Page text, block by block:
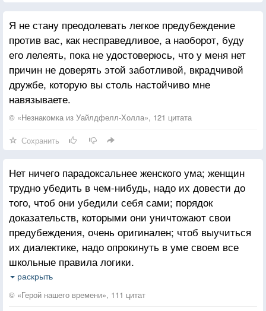
Я не стану преодолевать легкое предубеждение
против вас, как несправедливое, а наоборот, буду
его лелеять, пока не удостоверюсь, что у меня нет
причин не доверять этой заботливой, вкрадчивой
дружбе, которую вы столь настойчиво мне
навязываете.
© «Незнакомка из Уайлдфелл-Холла», 121 цитата
Сохранить
Нет ничего парадоксальнее женского ума; женщин
трудно убедить в чем-нибудь, надо их довести до
того, чтоб они убедили себя сами; порядок
доказательств, которыми они уничтожают свои
предубеждения, очень оригинален; чтоб выучиться
их диалектике, надо опрокинуть в уме своем все
школьные правила логики.
Например, способ обыкновенный:
Этот человек любит меня, но я замужем:
раскрыть
© «Герой нашего времени», 111 цитат